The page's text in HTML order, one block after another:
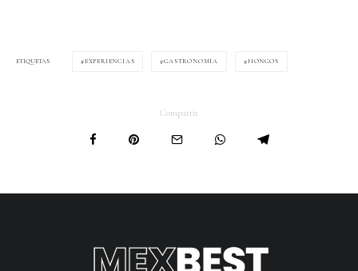
ETIQUETAS EXPERIENCIAS GASTRONOMÍA HONGOS
Compartir